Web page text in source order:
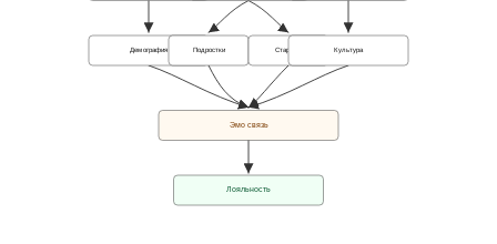
Демография Подростки Старшие Культура
Эмо связь
Лояльность